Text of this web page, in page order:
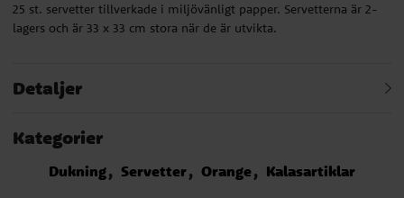
25 st. servetter tillverkade i miljövänligt papper. Servetterna är 2-
lagers och är 33 x 33 cm stora när de är utvikta.
Detaljer
Kategorier
Dukning Servetter Orange Kalasartiklar